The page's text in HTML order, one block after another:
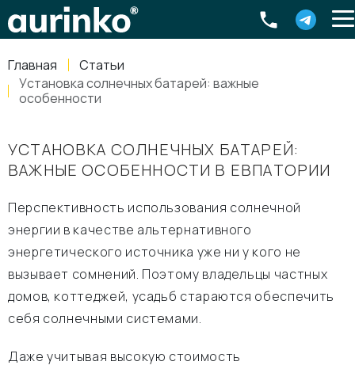
Главная
Статьи
Установка солнечных батарей: важные
особенности
УСТАНОВКА СОЛНЕЧНЫХ БАТАРЕЙ:
ВАЖНЫЕ ОСОБЕННОСТИ В ЕВПАТОРИИ
Перспективность использования солнечной
энергии в качестве альтернативного
энергетического источника уже ни у кого не
вызывает сомнений. Поэтому владельцы частных
домов, коттеджей, усадьб стараются обеспечить
себя солнечными системами.
Даже учитывая высокую стоимость
Россия, Свердловская область Екатеринбург ,
8-800-770-79-40